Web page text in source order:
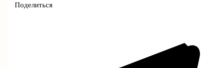
Поделиться